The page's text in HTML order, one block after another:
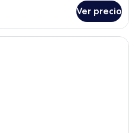
Ver precio
Una habitación de hotel moderna